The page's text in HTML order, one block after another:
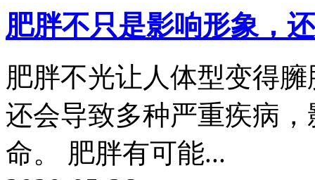
肥胖不只是影响形象，
肥胖不光让人体型变得
还会导致多种严重疾病
命。 肥胖有可能...